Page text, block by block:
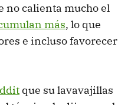
no calienta mucho el
más, lo que
e incluso favorecer
que su lavavajillas